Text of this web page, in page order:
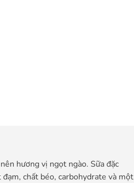
hương vị ngọt ngào. Sữa đặc
chất béo, carbohydrate và một